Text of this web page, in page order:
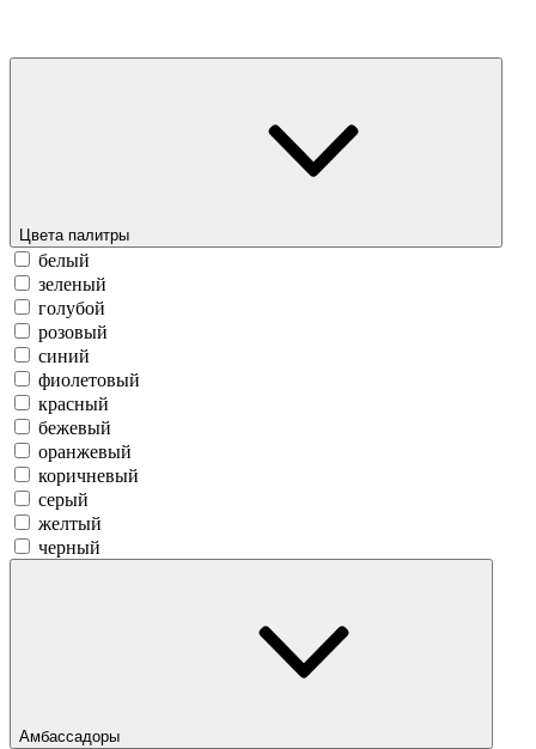
Цвета палитры
белый
зеленый
голубой
розовый
синий
фиолетовый
красный
бежевый
оранжевый
коричневый
серый
желтый
черный
Амбассадоры